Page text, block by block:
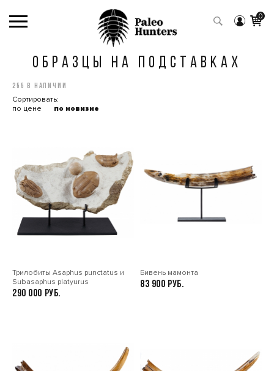
0
ОБРАЗЦЫ НА ПОДСТАВКАХ
255 в наличии
Сортировать:
по цене
по новизне
Трилобиты Asaphus punctatus и
Subasaphus platyurus
290 000
Бивень мамонта
83 900